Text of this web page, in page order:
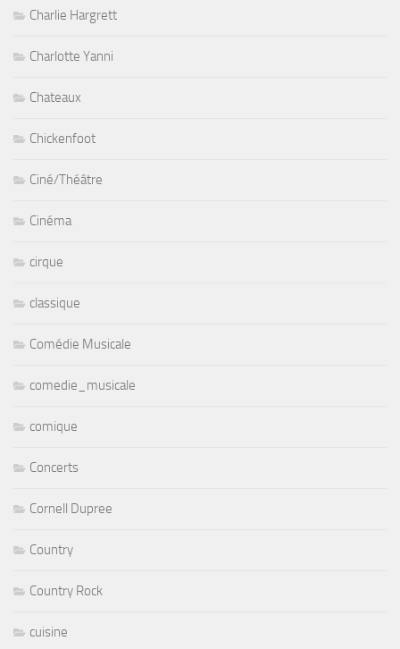
Charlie Hargrett
Charlotte Yanni
Chateaux
Chickenfoot
Ciné/Théâtre
Cinéma
cirque
classique
Comédie Musicale
comedie_musicale
comique
Concerts
Cornell Dupree
Country
Country Rock
cuisine